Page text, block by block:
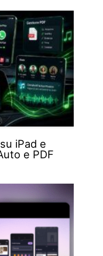
iPad e
e PDF